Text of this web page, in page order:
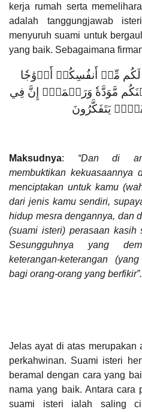
kerja rumah serta
adalah tanggungjawab
menyuruh suami untuk
yang baik. Sebagaimana
مِّنۡ أَنفُسِكُمۡ أَزۡوَٰجٗا
مَّوَدَّةٗ وَرَحۡمَةًۚ إِنَّ فِي
يَتَفَكَّرُونَ
Maksudnya: “Dan di
membuktikan kekuasaannya
menciptakan untuk kamu
dari jenis kamu sendiri,
hidup mesra dengannya, dan
(suami isteri) perasaan kasih
Sesungguhnya yang
keterangan-keterangan
bagi orang-orang yang berfikir”.
Jelas ayat di atas merupakan
perkahwinan. Suami isteri
beramal dengan cara yang
nama yang baik. Antara cara
suami isteri ialah saling